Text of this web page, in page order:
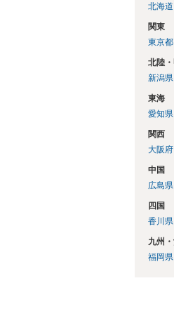
北海道
関東
東京都
北陸
新潟県
東海
愛知県
関西
大阪府
中国
広島県
四国
香川県
九州
福岡県